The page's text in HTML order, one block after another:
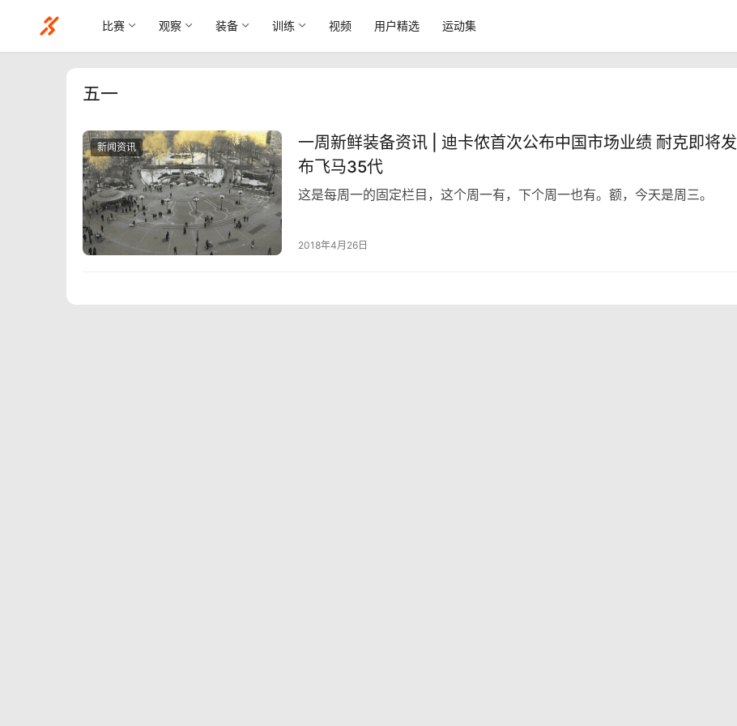
比赛 观察 装备 训练 视频 用户精选 运动集
五一
新闻资讯
一周新鲜装备资讯 | 迪卡侬首次公布中国市场业绩 耐克即将发
布飞马35代
这是每周一的固定栏目，这个周一有，下个周一也有。额，今天是周三。
2018年4月26日